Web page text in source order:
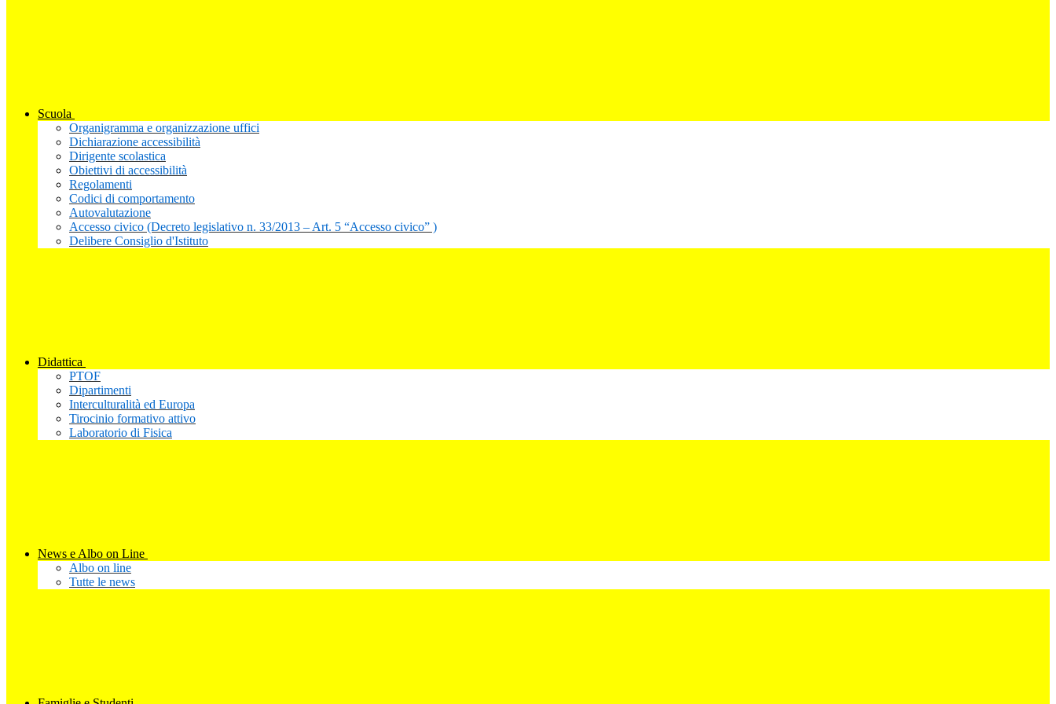
Scuola
Organigramma e organizzazione uffici
Dichiarazione accessibilità
Dirigente scolastica
Obiettivi di accessibilità
Regolamenti
Codici di comportamento
Autovalutazione
Accesso civico (Decreto legislativo n. 33/2013 – Art. 5 “Accesso civico” )
Delibere Consiglio d'Istituto
Didattica
PTOF
Dipartimenti
Interculturalità ed Europa
Tirocinio formativo attivo
Laboratorio di Fisica
News e Albo on Line
Albo on line
Tutte le news